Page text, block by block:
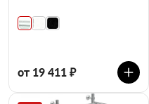
от 19 411 ₽